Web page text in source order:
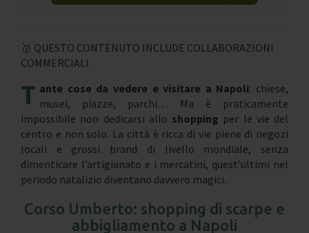
🥇 QUESTO CONTENUTO INCLUDE COLLABORAZIONI
COMMERCIALI.
T ante cose da vedere e visitare a Napoli: chiese,
musei, piazze, parchi… Ma è praticamente
impossibile non dedicarsi allo shopping per le vie del
centro e non solo. La città è ricca di vie piene di negozi
locali e grossi brand di livello mondiale, senza
dimenticare l’artigianato e i mercatini, quest’ultimi nel
periodo natalizio diventano davvero magici.
Corso Umberto: shopping di scarpe e
abbigliamento a Napoli